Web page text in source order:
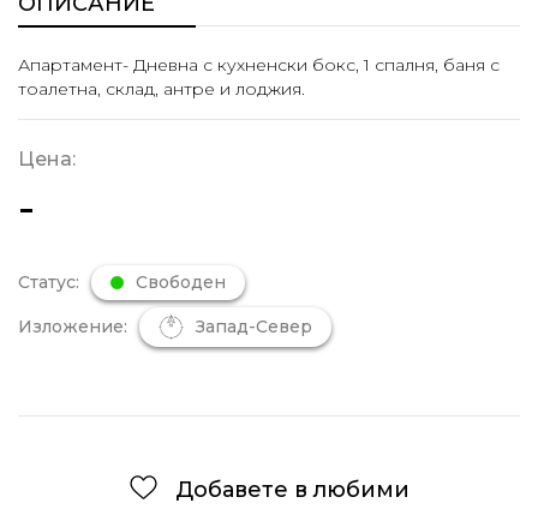
Апартамент- Дневна с кухненски бокс, 1 спалня, баня с
тоалетна, склад, антре и лоджия.
Цена:
-
Статус: Свободен
Изложение: Запад-Север
Добавете в любими